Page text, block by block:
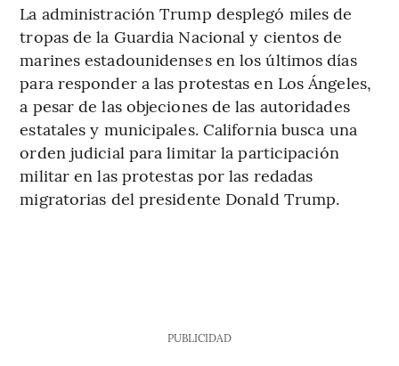
La administración Trump desplegó miles de
tropas de la Guardia Nacional y cientos de
marines estadounidenses en los últimos días
para responder a las protestas en Los Ángeles,
a pesar de las objeciones de las autoridades
estatales y municipales. California busca una
orden judicial para limitar la participación
militar en las protestas por las redadas
migratorias del presidente Donald Trump.
PUBLICIDAD